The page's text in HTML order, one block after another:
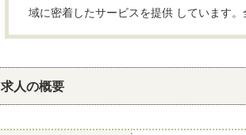
域に密着したサービスを提供 しています
求人の概要